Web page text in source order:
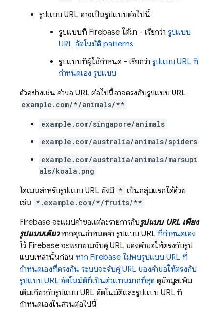
รูปแบบ URL อาจเป็นรูปแบบต่อไปนี้
รูปแบบที่ Firebase ได้มา - เรียกว่า รูปแบบ
URL อัตโนมัติ patterns
รูปแบบที่ผู้ใช้กำหนด - เรียกว่า รูปแบบ URL ที่
กำหนดเอง รูปแบบ
ตัวอย่างเช่น คำขอ URL ต่อไปนี้อาจตรงกับรูปแบบ URL
example.com/*/animals/**
example.com/singapore/animals
example.com/australia/animals/spiders
example.com/australia/animals/marsupi
als/koala.png
โดเมนสำหรับรูปแบบ URL ยังมี * เป็นกลุ่มแรกได้ด้วย
เช่น *.example.com/*/fruits/**
Firebase จะแมปคำขอแต่ละรายการกับรูปแบบ URL เพียง
รูปแบบเดียวหากคุณกำหนดค่า รูปแบบ URLที่กำหนดเอง
ไว้ Firebase จะพยายามจับคู่ URL ของคำขอให้ตรงกับรูป
แบบเหล่านั้นก่อน หาก Firebase ไม่พบรูปแบบ URL ที่
กำหนดเองที่ตรงกัน ระบบจะจับคู่ URL ของคำขอให้ตรงกับ
รูปแบบ URL อัตโนมัติที่เป็นตัวแทนมากที่สุด ดูข้อมูลเพิ่ม
เติมเกี่ยวกับรูปแบบ URL อัตโนมัติและรูปแบบ URL ที่
กำหนดเองในส่วนต่อไปนี้